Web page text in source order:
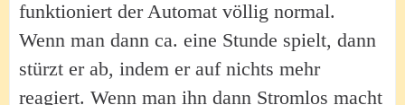
funktioniert der Automat völlig normal.
Wenn man dann ca. eine Stunde spielt, dann
stürzt er ab, indem er auf nichts mehr
reagiert. Wenn man ihn dann Stromlos macht